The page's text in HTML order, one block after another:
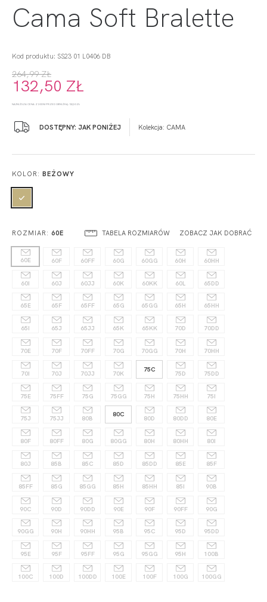
Cama Soft Bralette
Kod produktu: SS23 01 L0406 DB
264,99 ZŁ
132,50 ZŁ
NAJNIŻSZA CENA Z 30 DNI PRZED OBNIŻKĄ: 132,50 ZŁ
DOSTĘPNY: JAK PONIŻEJ Kolekcja: CAMA
KOLOR: BEŻOWY
ROZMIAR: 60E TABELA ROZMIARÓW ZOBACZ JAK DOBRAĆ
60E 60F 60FF 60G 60GG 60H 60HH
60I 60J 60JJ 60K 60KK 60L 65DD
65E 65F 65FF 65G 65GG 65H 65HH
65I 65J 65JJ 65K 65KK 70D 70DD
70E 70F 70FF 70G 70GG 70H 70HH
70I 70J 70JJ 70K
75C
75D 75DD
75E 75FF 75G 75GG 75H 75HH 75I
75J 75JJ 80B
80C
80D 80DD 80E
80F 80FF 80G 80GG 80H 80HH 80I
80J 85B 85C 85D 85DD 85E 85F
85FF 85G 85GG 85H 85HH 85I 90B
90C 90D 90DD 90E 90F 90FF 90G
90GG 90H 90HH 95B 95C 95D 95DD
95E 95F 95FF 95G 95GG 95H 100B
100C 100D 100DD 100E 100F 100G 100GG